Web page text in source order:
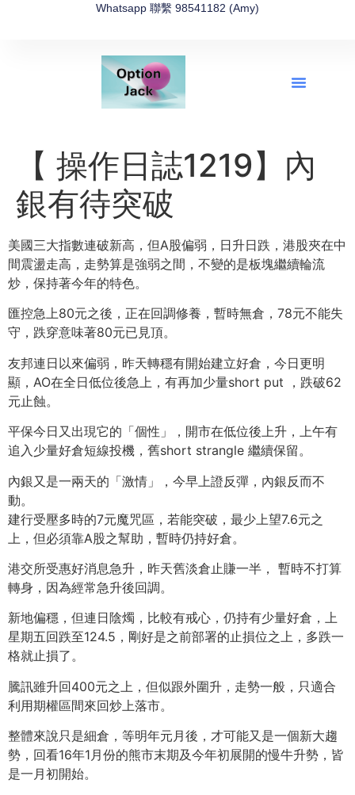
Whatsapp 聯繫 98541182 (Amy)
【 操作日誌1219】內
銀有待突破
美國三大指數連破新高，但A股偏弱，日升日跌，港股夾在中
間震盪走高，走勢算是強弱之間，不變的是板塊繼續輪流
炒，保持著今年的特色。
匯控急上80元之後，正在回調修養，暫時無倉，78元不能失
守，跌穿意味著80元已見頂。
友邦連日以來偏弱，昨天轉穩有開始建立好倉，今日更明
顯，AO在全日低位後急上，有再加少量short put ，跌破62
元止蝕。
平保今日又出現它的「個性」，開市在低位後上升，上午有
追入少量好倉短線投機，舊short strangle 繼續保留。
內銀又是一兩天的「激情」，今早上證反彈，內銀反而不
動。
建行受壓多時的7元魔咒區，若能突破，最少上望7.6元之
上，但必須靠A股之幫助，暫時仍持好倉。
港交所受惠好消息急升，昨天舊淡倉止賺一半， 暫時不打算
轉身，因為經常急升後回調。
新地偏穩，但連日陰燭，比較有戒心，仍持有少量好倉，上
星期五回跌至124.5，剛好是之前部署的止損位之上，多跌一
格就止損了。
騰訊雖升回400元之上，但似跟外圍升，走勢一般，只適合
利用期權區間來回炒上落市。
整體來說只是細倉，等明年元月後，才可能又是一個新大趨
勢，回看16年1月份的熊市末期及今年初展開的慢牛升勢，皆
是一月初開始。